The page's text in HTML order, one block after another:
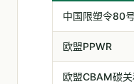
中国限塑令80
欧盟PPWR
欧盟CBAM碳